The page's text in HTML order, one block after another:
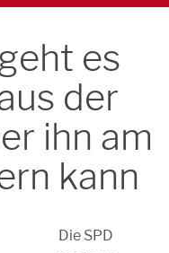
es
der
ihn am
kann
Die SPD